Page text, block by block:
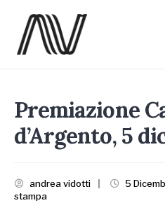
Premiazione
d’Argento, 5
andrea vidotti 5
stampa